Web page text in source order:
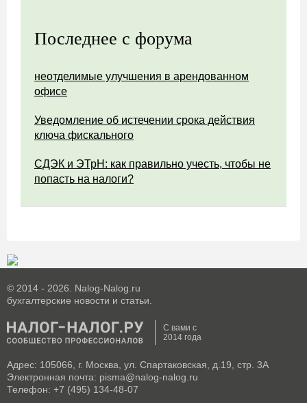
Последнее с форума
неотделимые улучшения в арендованном
офисе
Уведомление об истечении срока действия
ключа фискального
СДЭК и ЭТрН: как правильно учесть, чтобы не
попасть на налоги?
© 2014 - 2026. Nalog-Nalog.ru
бухгалтерские новости и статьи.
С вами с
2014 года
Адрес: 105066, г. Москва, ул. Спартаковская, д.19, стр. 3А
Электронная почта: pisma@nalog-nalog.ru
Телефон: +7 (495) 134-48-07